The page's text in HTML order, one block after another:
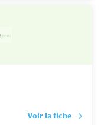
Voir la fiche